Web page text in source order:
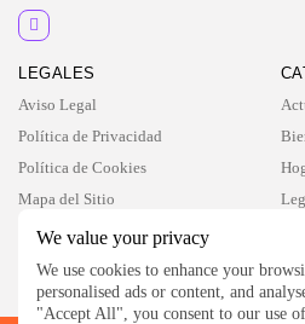
We value your privacy
We use cookies to enhance your
personalised ads or content, and
"Accept All", you consent to our use
2026 ElMagazineDigital, Todos
LEGALES
Aviso Legal
Política de Privacidad
Política de Cookies
Mapa del Sitio